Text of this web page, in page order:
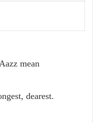
mean
dearest.